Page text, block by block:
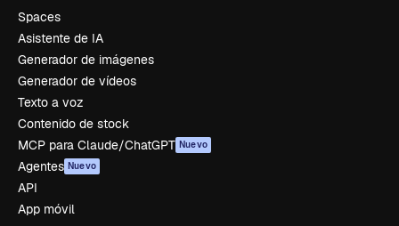
Spaces
Asistente de IA
Generador de imágenes
Generador de vídeos
Texto a voz
Contenido de stock
MCP para Claude/ChatGPT Nuevo
Agentes Nuevo
API
App móvil